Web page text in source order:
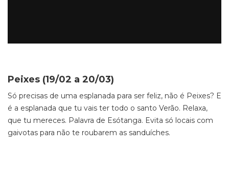
Peixes (19/02 a 20/03)
Só precisas de uma esplanada para ser feliz, não é Peixes? E
é a esplanada que tu vais ter todo o santo Verão. Relaxa,
que tu mereces. Palavra de Esótanga. Evita só locais com
gaivotas para não te roubarem as sanduíches.